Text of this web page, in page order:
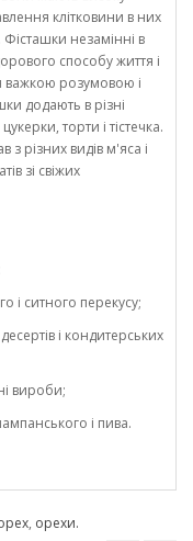
клітковини в них
незамінні в
способу життя і
важкою розумовою і
додають в різні
торти і тістечка.
з різних видів м'яса і
зі свіжих
і ситного перекусу;
і кондитерських
вироби;
і пива.
, орехи.